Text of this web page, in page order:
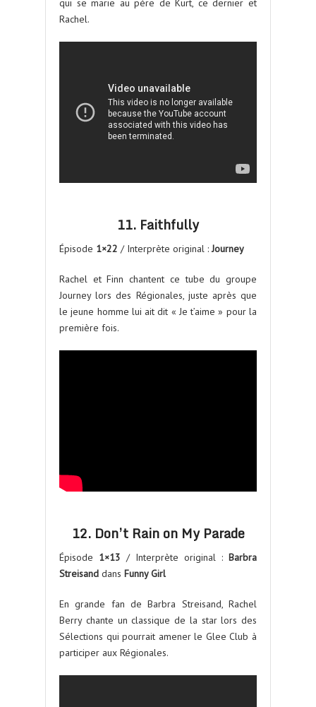
qui se marie au père de Kurt, ce dernier et
Rachel.
11. Faithfully
Épisode 1×22 / Interprète original :Journey
Rachel et Finn chantent ce tube du groupe
Journey lors des Régionales, juste après que
le jeune homme lui ait dit « Je t’aime » pour la
première fois.
12. Don’t Rain on My Parade
Épisode 1×13 / Interprète original : Barbra
Streisand dans Funny Girl
En grande fan de Barbra Streisand, Rachel
Berry chante un classique de la star lors des
Sélections qui pourrait amener le Glee Club à
participer aux Régionales.